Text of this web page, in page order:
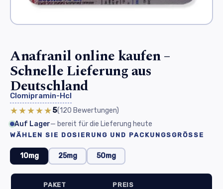
Anafranil online kaufen –
Schnelle Lieferung aus
Deutschland
Clomipramin-Hcl
★★★★★5(120 Bewertungen)
Auf Lager— bereit für die Lieferung heute
WÄHLEN SIE DOSIERUNG UND PACKUNGSGRÖSSE
10mg 25mg 50mg
PAKET PREIS